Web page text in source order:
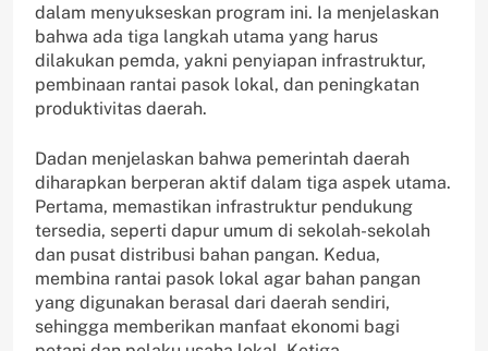
dalam menyukseskan program ini. Ia menjelaskan
bahwa ada tiga langkah utama yang harus
dilakukan pemda, yakni penyiapan infrastruktur,
pembinaan rantai pasok lokal, dan peningkatan
produktivitas daerah.
Dadan menjelaskan bahwa pemerintah daerah
diharapkan berperan aktif dalam tiga aspek utama.
Pertama, memastikan infrastruktur pendukung
tersedia, seperti dapur umum di sekolah-sekolah
dan pusat distribusi bahan pangan. Kedua,
membina rantai pasok lokal agar bahan pangan
yang digunakan berasal dari daerah sendiri,
sehingga memberikan manfaat ekonomi bagi